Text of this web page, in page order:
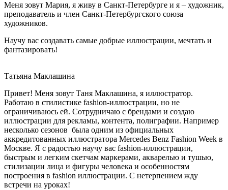
Меня зовут Мария, я живу в Санкт-Петербурге и я – художник,
преподаватель и член Санкт-Петербургского союза
художников.
Научу вас создавать самые добрые иллюстрации, мечтать и
фантазировать!
Татьяна Маклашина
Привет! Меня зовут Таня Маклашина, я иллюстратор.
Работаю в стилистике fashion-иллюстрации, но не
ограничиваюсь ей. Сотрудничаю с брендами и создаю
иллюстрации для рекламы, контента, полиграфии. Например
несколько сезонов была одним из официальных
аккредитованных иллюстратора Mercedes Benz Fashion Week в
Москве. Я с радостью научу вас fashion-иллюстрации,
быстрым и легким скетчам маркерами, акварелью и тушью,
стилизации лица и фигуры человека и особенностям
построения в fashion иллюстрации. С нетерпением жду
встречи на уроках!